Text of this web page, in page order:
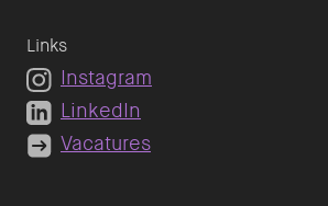
Links
Instagram
LinkedIn
Vacatures